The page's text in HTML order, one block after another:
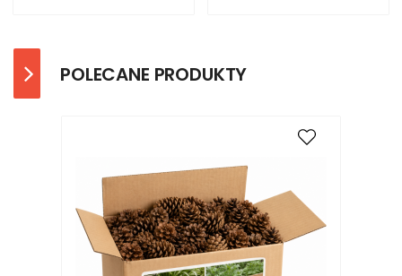
POLECANE PRODUKTY